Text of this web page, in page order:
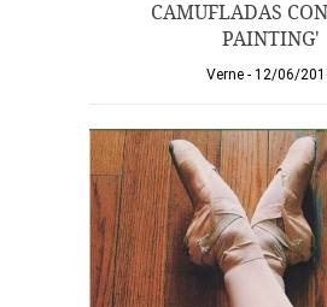
CAMUFLADAS
PAINTING'
Verne 12/06/